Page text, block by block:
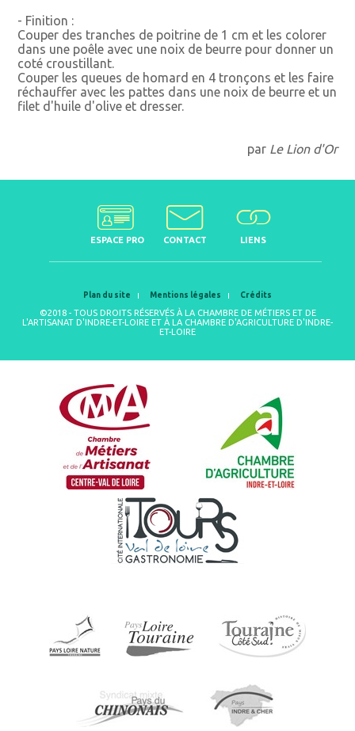
- Finition :
Couper des tranches de poitrine de 1 cm et les colorer
dans une poêle avec une noix de beurre pour donner un
coté croustillant.
Couper les queues de homard en 4 tronçons et les faire
réchauffer avec les pattes dans une noix de beurre et un
filet d'huile d'olive et dresser.
par Le Lion d'Or
ESPACE PRO CONTACT LIENS
Plan du site Mentions légales Crédits
©2018 - TOUS DROITS RÉSERVÉS À LA CHAMBRE DE MÉTIERS ET DE
L'ARTISANAT D'INDRE-ET-LOIRE ET À LA CHAMBRE D'AGRICULTURE D'INDRE-
ET-LOIRE